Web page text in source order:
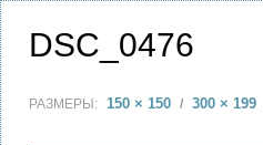
DSC_0476
РАЗМЕРЫ: 150 × 150 / 300 × 199